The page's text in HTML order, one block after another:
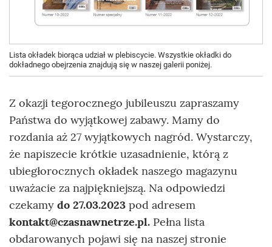
Lista okładek biorąca udział w plebiscycie. Wszystkie okładki do
dokładnego obejrzenia znajdują się w naszej galerii poniżej.
Z okazji tegorocznego jubileuszu zapraszamy
Państwa do wyjątkowej zabawy. Mamy do
rozdania aż 27 wyjątkowych nagród. Wystarczy,
że napiszecie krótkie uzasadnienie, którą z
ubiegłorocznych okładek naszego magazynu
uważacie za najpiękniejszą. Na odpowiedzi
czekamy do 27.03.2023 pod adresem
kontakt@czasnawnetrze.pl. Pełna lista
obdarowanych pojawi się na naszej stronie